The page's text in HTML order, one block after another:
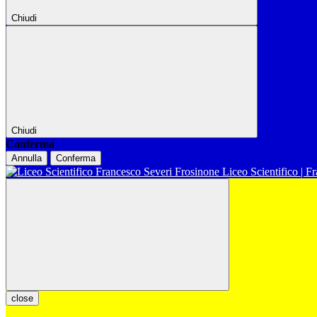
Chiudi
Chiudi
Conferma
Annulla Conferma
Liceo Scientifico |
close